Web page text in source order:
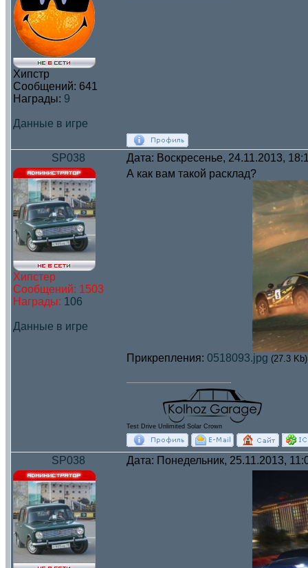
Хипстр
Сообщений: 641
Награды: 9
Данные в игре
SP038 Дата: Воскресенье, 24.11.2013,
Хипстер
Сообщений: 1503
Награды: 106
Данные в игре
А как вам такой расклад?
Прикрепления: 0518093.jpg (27.3 Kb)
Test Drive Unlimited Solar Crown
SP038 Дата: Понедельник, 25.11.2013,